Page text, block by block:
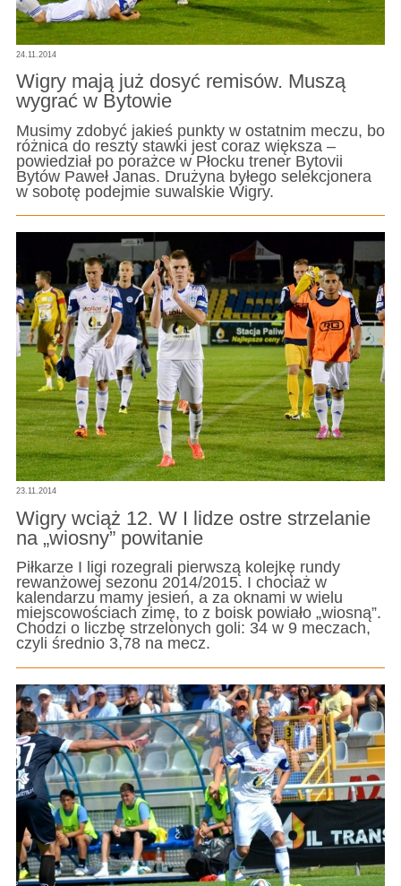
24.11.2014
Wigry mają już dosyć remisów. Muszą
wygrać w Bytowie
Musimy zdobyć jakieś punkty w ostatnim meczu, bo
różnica do reszty stawki jest coraz większa –
powiedział po porażce w Płocku trener Bytovii
Bytów Paweł Janas. Drużyna byłego selekcjonera
w sobotę podejmie suwalskie Wigry.
23.11.2014
Wigry wciąż 12. W I lidze ostre strzelanie
na „wiosny” powitanie
Piłkarze I ligi rozegrali pierwszą kolejkę rundy
rewanżowej sezonu 2014/2015. I chociaż w
kalendarzu mamy jesień, a za oknami w wielu
miejscowościach zimę, to z boisk powiało „wiosną”.
Chodzi o liczbę strzelonych goli: 34 w 9 meczach,
czyli średnio 3,78 na mecz.